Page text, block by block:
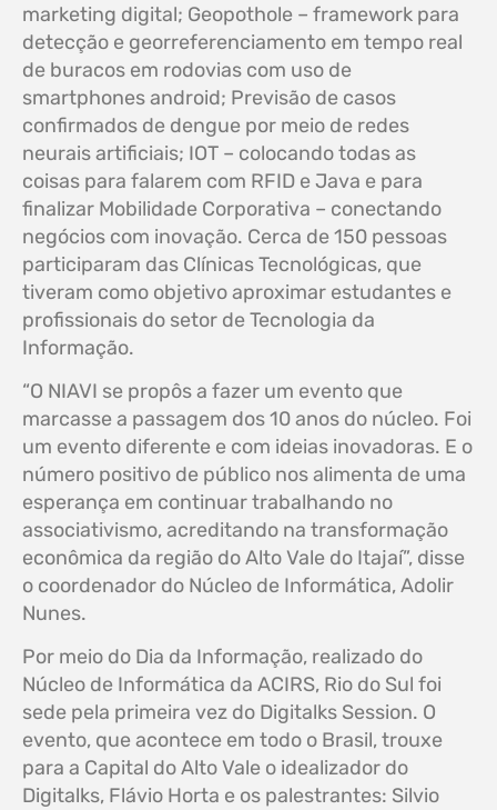
marketing digital; Geopothole – framework para
detecção e georreferenciamento em tempo real
de buracos em rodovias com uso de
smartphones android; Previsão de casos
confirmados de dengue por meio de redes
neurais artificiais; IOT – colocando todas as
coisas para falarem com RFID e Java e para
finalizar Mobilidade Corporativa – conectando
negócios com inovação. Cerca de 150 pessoas
participaram das Clínicas Tecnológicas, que
tiveram como objetivo aproximar estudantes e
profissionais do setor de Tecnologia da
Informação.
“O NIAVI se propôs a fazer um evento que
marcasse a passagem dos 10 anos do núcleo. Foi
um evento diferente e com ideias inovadoras. E o
número positivo de público nos alimenta de uma
esperança em continuar trabalhando no
associativismo, acreditando na transformação
econômica da região do Alto Vale do Itajaí”, disse
o coordenador do Núcleo de Informática, Adolir
Nunes.
Por meio do Dia da Informação, realizado do
Núcleo de Informática da ACIRS, Rio do Sul foi
sede pela primeira vez do Digitalks Session. O
evento, que acontece em todo o Brasil, trouxe
para a Capital do Alto Vale o idealizador do
Digitalks, Flávio Horta e os palestrantes: Silvio